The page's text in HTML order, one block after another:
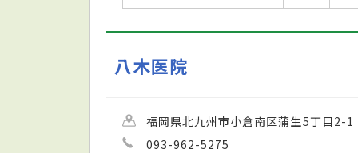
八木医院
福岡県北九州市小倉南区蒲生5丁目2-1
093-962-5275